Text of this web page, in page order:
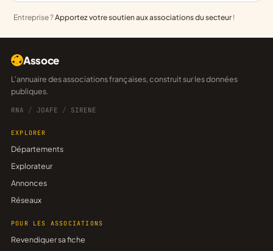
Entreprise ?Apportez votre soutien aux associations du secteur !
Assoce
L'annuaire des associations françaises, construit sur les données
publiques.
RNA / JOAFE / SIRENE
EXPLORER
Départements
Explorateur
Annonces
Réseaux
POUR LES ASSOCIATIONS
Revendiquer sa fiche